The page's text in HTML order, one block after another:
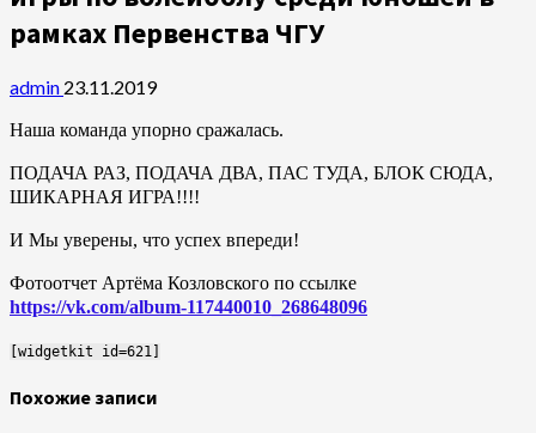
рамках Первенства ЧГУ
admin 23.11.2019
Наша команда упорно сражалась.
ПОДАЧА РАЗ, ПОДАЧА ДВА, ПАС ТУДА, БЛОК СЮДА,
ШИКАРНАЯ ИГРА!!!!
И Мы уверены, что успех впереди!
Фотоотчет Артёма Козловского по ссылке
https://vk.com/album-117440010_268648096
[widgetkit id=621]
Похожие записи